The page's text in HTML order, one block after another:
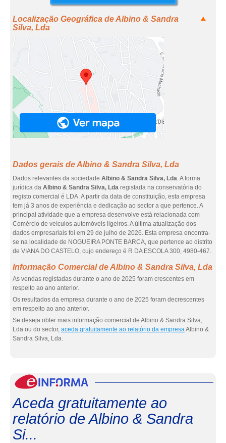
Localização Geográfica de Albino & Sandra
Silva, Lda
Dados gerais de Albino & Sandra Silva, Lda
Dados relevantes da sociedade Albino & Sandra Silva, Lda. A forma
jurídica da Albino & Sandra Silva, Lda registada na conservatória do
registo comercial é LDA. A partir da data de constituição, esta empresa
tem já 3 anos de experiência e dedicação ao sector a que pertence. A
principal atividade que a empresa desenvolve está relacionada com
Comércio de veículos automóveis ligeiros. A última atualização dos
dados empresariais foi em 29 de julho de 2026. Esta empresa encontra-
se na localidade de NOGUEIRA PONTE BARCA, que pertence ao distrito
de VIANA DO CASTELO, cujo endereço é R DA ESCOLA 300, 4980-467.
Informação Comercial de Albino & Sandra Silva, Lda
As vendas registadas durante o ano de 2025 foram crescentes em
respeito ao ano anterior.
Os resultados da empresa durante o ano de 2025 foram decrescentes
em respeito ao ano anterior.
Se deseja obter mais informação comercial de Albino & Sandra Silva,
Lda ou do sector, aceda gratuitamente ao relatório da empresaAlbino &
Sandra Silva, Lda.
Aceda gratuitamente ao
relatório de Albino & Sandra
Si...